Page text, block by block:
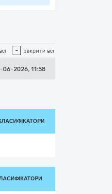
- закрити всі
06-2026, 11:58